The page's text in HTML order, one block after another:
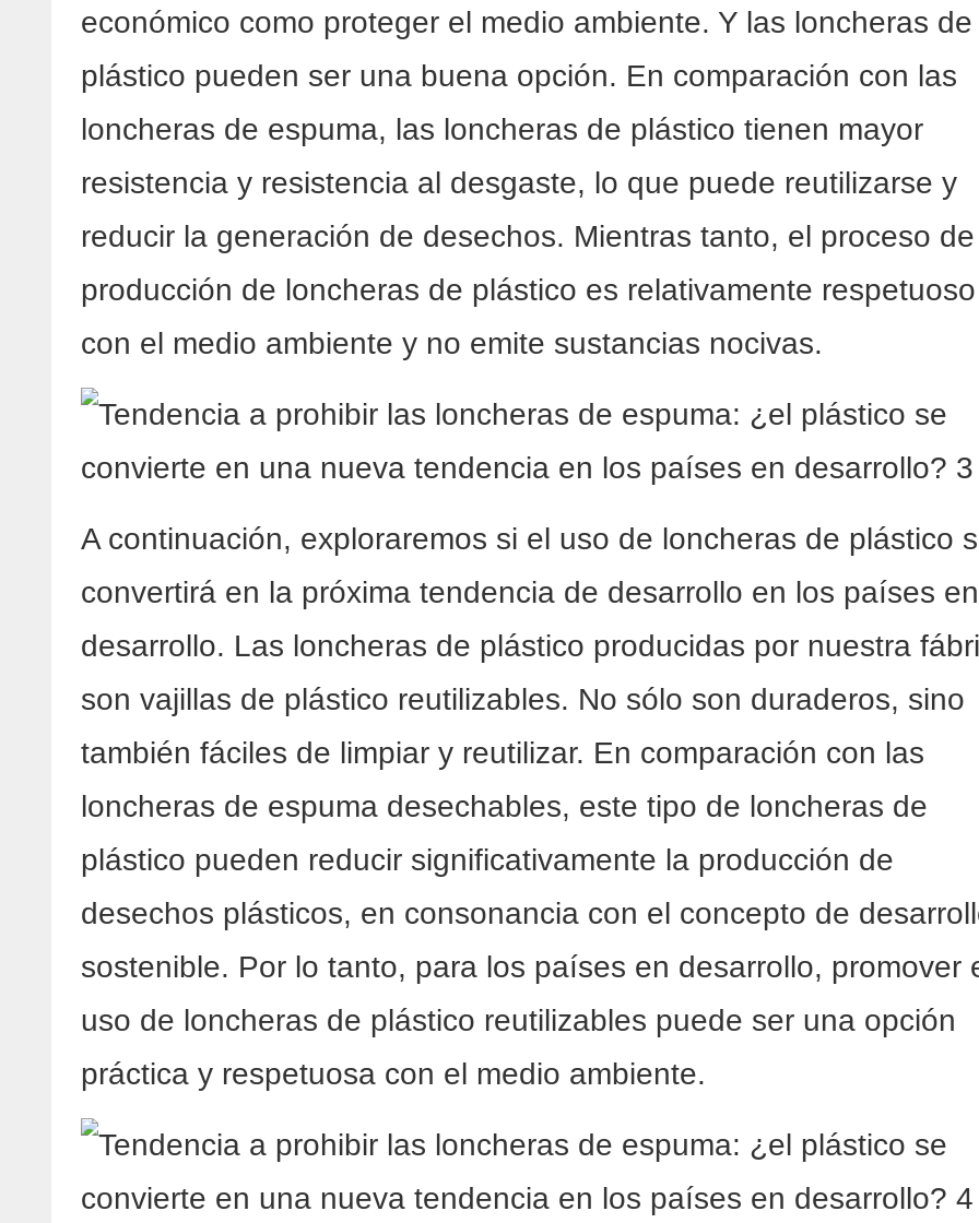
económico como proteger el medio ambiente. Y las loncheras de
plástico pueden ser una buena opción. En comparación con las
loncheras de espuma, las loncheras de plástico tienen mayor
resistencia y resistencia al desgaste, lo que puede reutilizarse y
reducir la generación de desechos. Mientras tanto, el proceso de
producción de loncheras de plástico es relativamente respetuoso
con el medio ambiente y no emite sustancias nocivas.
A continuación, exploraremos si el uso de loncheras de plástico
convertirá en la próxima tendencia de desarrollo en los países en
desarrollo. Las loncheras de plástico producidas por nuestra
son vajillas de plástico reutilizables. No sólo son duraderos, sino
también fáciles de limpiar y reutilizar. En comparación con las
loncheras de espuma desechables, este tipo de loncheras de
plástico pueden reducir significativamente la producción de
desechos plásticos, en consonancia con el concepto de
sostenible. Por lo tanto, para los países en desarrollo, promover
uso de loncheras de plástico reutilizables puede ser una opción
práctica y respetuosa con el medio ambiente.